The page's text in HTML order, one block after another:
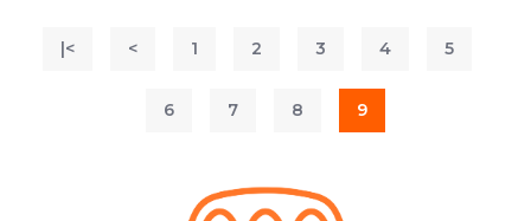
|< < 1 2 3 4 5
6 7 8 9